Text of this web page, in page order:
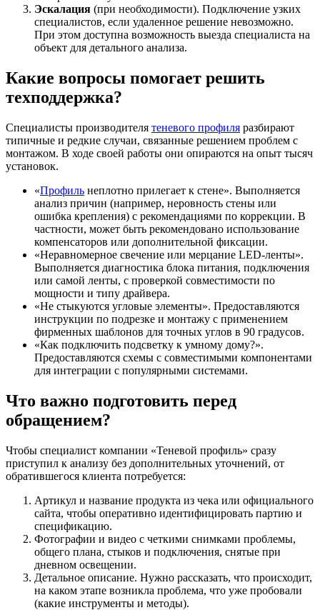
Эскалация (при необходимости). Подключение узких
специалистов, если удаленное решение невозможно.
При этом доступна возможность выезда специалиста на
объект для детального анализа.
Какие вопросы помогает решить
техподдержка?
Специалисты производителя теневого профиля разбирают
типичные и редкие случаи, связанные решением проблем с
монтажом. В ходе своей работы они опираются на опыт тысяч
установок.
«Профиль неплотно прилегает к стене». Выполняется
анализ причин (например, неровность стены или
ошибка крепления) с рекомендациями по коррекции. В
частности, может быть рекомендовано использование
компенсаторов или дополнительной фиксации.
«Неравномерное свечение или мерцание LED-ленты».
Выполняется диагностика блока питания, подключения
или самой ленты, с проверкой совместимости по
мощности и типу драйвера.
«Не стыкуются угловые элементы». Предоставляются
инструкции по подрезке и монтажу с применением
фирменных шаблонов для точных углов в 90 градусов.
«Как подключить подсветку к умному дому?».
Предоставляются схемы с совместимыми компонентами
для интеграции с популярными системами.
Что важно подготовить перед
обращением?
Чтобы специалист компании «Теневой профиль» сразу
приступил к анализу без дополнительных уточнений, от
обратившегося клиента потребуется:
Артикул и название продукта из чека или официального
сайта, чтобы оперативно идентифицировать партию и
спецификацию.
Фотографии и видео с четкими снимками проблемы,
общего плана, стыков и подключения, снятые при
дневном освещении.
Детальное описание. Нужно рассказать, что происходит,
на каком этапе возникла проблема, что уже пробовали
(какие инструменты и методы).